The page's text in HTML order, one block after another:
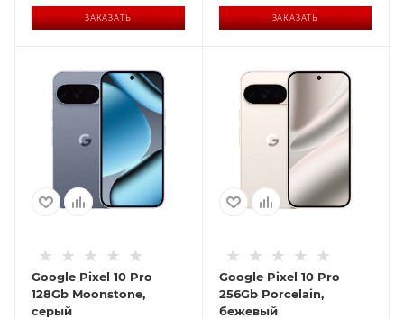
ЗАКАЗАТЬ ЗАКАЗАТЬ
Google Pixel 10 Pro
128Gb Moonstone,
серый
Google Pixel 10 Pro
256Gb Porcelain,
бежевый